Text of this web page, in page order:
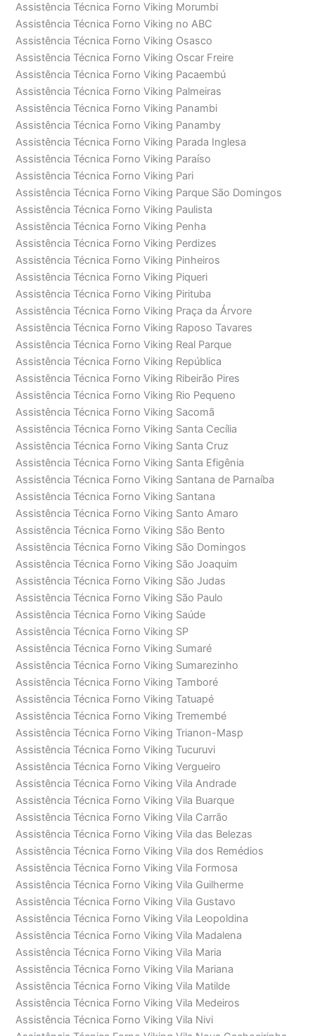
Assistência Técnica Forno Viking Morumbi
Assistência Técnica Forno Viking no ABC
Assistência Técnica Forno Viking Osasco
Assistência Técnica Forno Viking Oscar Freire
Assistência Técnica Forno Viking Pacaembú
Assistência Técnica Forno Viking Palmeiras
Assistência Técnica Forno Viking Panambi
Assistência Técnica Forno Viking Panamby
Assistência Técnica Forno Viking Parada Inglesa
Assistência Técnica Forno Viking Paraíso
Assistência Técnica Forno Viking Pari
Assistência Técnica Forno Viking Parque São Domingos
Assistência Técnica Forno Viking Paulista
Assistência Técnica Forno Viking Penha
Assistência Técnica Forno Viking Perdizes
Assistência Técnica Forno Viking Pinheiros
Assistência Técnica Forno Viking Piqueri
Assistência Técnica Forno Viking Pirituba
Assistência Técnica Forno Viking Praça da Árvore
Assistência Técnica Forno Viking Raposo Tavares
Assistência Técnica Forno Viking Real Parque
Assistência Técnica Forno Viking República
Assistência Técnica Forno Viking Ribeirão Pires
Assistência Técnica Forno Viking Rio Pequeno
Assistência Técnica Forno Viking Sacomã
Assistência Técnica Forno Viking Santa Cecília
Assistência Técnica Forno Viking Santa Cruz
Assistência Técnica Forno Viking Santa Efigênia
Assistência Técnica Forno Viking Santana de Parnaíba
Assistência Técnica Forno Viking Santana
Assistência Técnica Forno Viking Santo Amaro
Assistência Técnica Forno Viking São Bento
Assistência Técnica Forno Viking São Domingos
Assistência Técnica Forno Viking São Joaquim
Assistência Técnica Forno Viking São Judas
Assistência Técnica Forno Viking São Paulo
Assistência Técnica Forno Viking Saúde
Assistência Técnica Forno Viking SP
Assistência Técnica Forno Viking Sumaré
Assistência Técnica Forno Viking Sumarezinho
Assistência Técnica Forno Viking Tamboré
Assistência Técnica Forno Viking Tatuapé
Assistência Técnica Forno Viking Tremembé
Assistência Técnica Forno Viking Trianon-Masp
Assistência Técnica Forno Viking Tucuruvi
Assistência Técnica Forno Viking Vergueiro
Assistência Técnica Forno Viking Vila Andrade
Assistência Técnica Forno Viking Vila Buarque
Assistência Técnica Forno Viking Vila Carrão
Assistência Técnica Forno Viking Vila das Belezas
Assistência Técnica Forno Viking Vila dos Remédios
Assistência Técnica Forno Viking Vila Formosa
Assistência Técnica Forno Viking Vila Guilherme
Assistência Técnica Forno Viking Vila Gustavo
Assistência Técnica Forno Viking Vila Leopoldina
Assistência Técnica Forno Viking Vila Madalena
Assistência Técnica Forno Viking Vila Maria
Assistência Técnica Forno Viking Vila Mariana
Assistência Técnica Forno Viking Vila Matilde
Assistência Técnica Forno Viking Vila Medeiros
Assistência Técnica Forno Viking Vila Nivi